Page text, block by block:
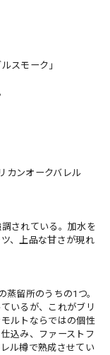
スモーク」
カンオークバレル
されている。加水を
、上品な甘さが現れ
留所のうちの1つ。
いるが、これがブリ
ルトならではの個性
込み、ファーストフ
ル樽で熟成させてい